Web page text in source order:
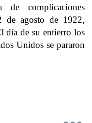
de complicaciones
de agosto de 1922,
día de su entierro los
Unidos se pararon